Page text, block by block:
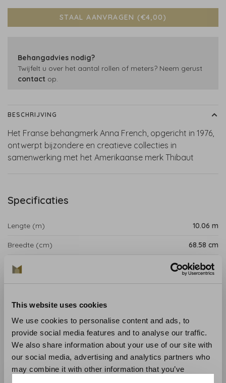
This website uses cookies
We use cookies to personalise content and ads, to
provide social media features and to analyse our traffic.
We also share information about your use of our site with
our social media, advertising and analytics partners who
may combine it with other information that you’ve
STAAL AANVRAGEN (€4,00)
Behangadvies nodig?
Twijfelt u over het aantal rollen of meters? Neem gerust
contact op.
BESCHRIJVING
Het Franse behangmerk Anna French, opgericht in 1976,
ontwerpt bijzondere en creatieve collecties in
samenwerking met het Amerikaanse merk Thibaut
Specificaties
Lengte (m) 10.06 m
Breedte (cm) 68.58 cm
Patroon (cm) 8.89 cm
toe te voegen aan de muren van elke binnenruimte.
Collectie :Antillen
Lengte: 10,06 m
Breedte: 68,58 cm